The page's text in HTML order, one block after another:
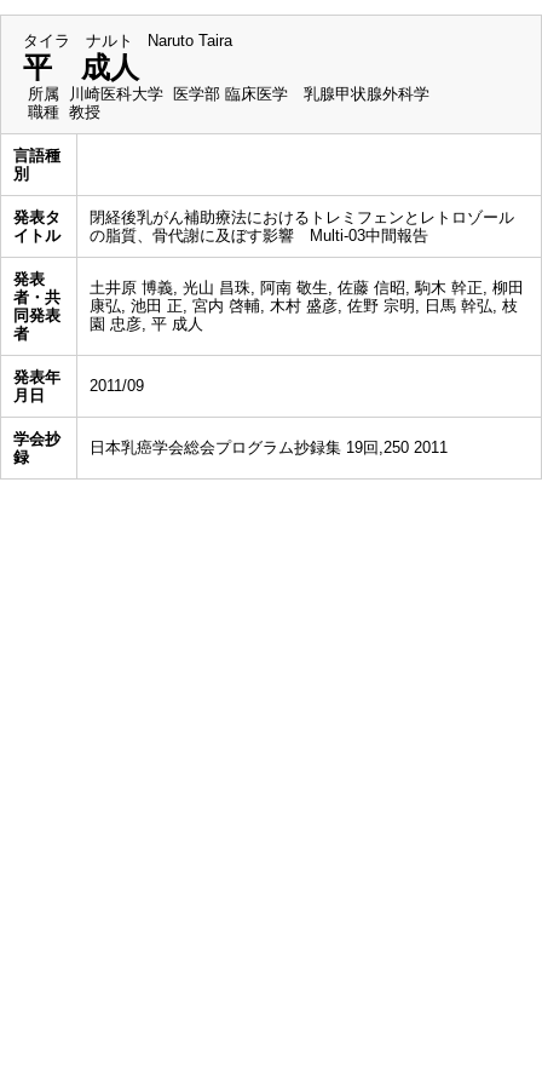
タイラ ナルト Naruto Taira
平 成人
所属
川崎医科大学 医学部 臨床医学 乳腺甲状腺外科学
職種 教授
言語種
別
発表タ
イトル
閉経後乳がん補助療法におけるトレミフェンとレトロゾール
の脂質、骨代謝に及ぼす影響 Multi-03中間報告
発表
者・共
同発表
者
土井原 博義, 光山 昌珠, 阿南 敬生, 佐藤 信昭, 駒木 幹正, 柳田
康弘, 池田 正, 宮内 啓輔, 木村 盛彦, 佐野 宗明, 日馬 幹弘, 枝
園 忠彦, 平 成人
発表年
月日
2011/09
学会抄
録
日本乳癌学会総会プログラム抄録集 19回,250 2011